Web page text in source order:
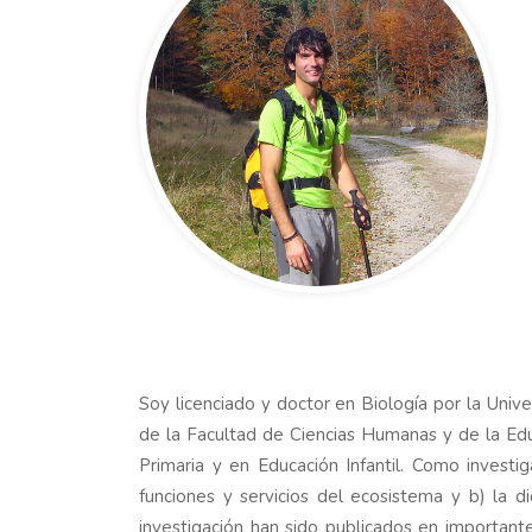
Soy licenciado y doctor en Biología por la
de la Facultad de Ciencias Humanas y de la
Primaria y en Educación Infantil. Como
funciones y servicios del ecosistema y b) la
investigación han sido publicados en